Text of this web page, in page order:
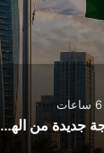
موجة جديدة من الهجمات الأوكرانية تضرب العمق الروسي.. حريق ضخم في يكاترينبورغ وإسقاط مئات المسيّرات